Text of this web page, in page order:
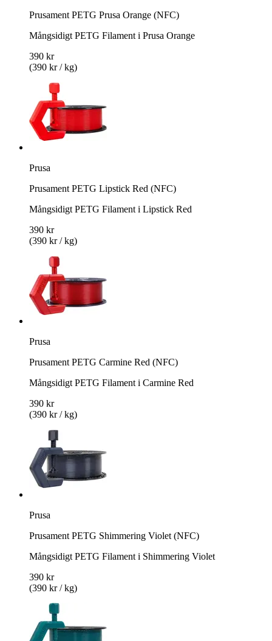
Prusament PETG Prusa Orange (NFC)
Mångsidigt PETG Filament i Prusa Orange
390 kr
(390 kr / kg)
Prusa
Prusament PETG Lipstick Red (NFC)
Mångsidigt PETG Filament i Lipstick Red
390 kr
(390 kr / kg)
Prusa
Prusament PETG Carmine Red (NFC)
Mångsidigt PETG Filament i Carmine Red
390 kr
(390 kr / kg)
Prusa
Prusament PETG Shimmering Violet (NFC)
Mångsidigt PETG Filament i Shimmering Violet
390 kr
(390 kr / kg)